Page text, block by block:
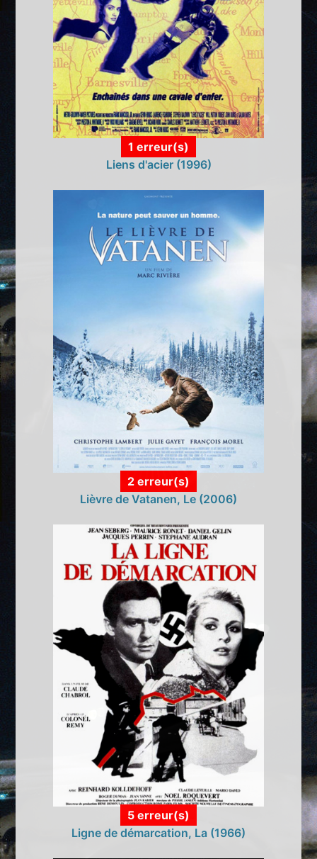
1 erreur(s)
Liens d'acier (1996)
2 erreur(s)
Lièvre de Vatanen, Le (2006)
5 erreur(s)
Ligne de démarcation, La (1966)